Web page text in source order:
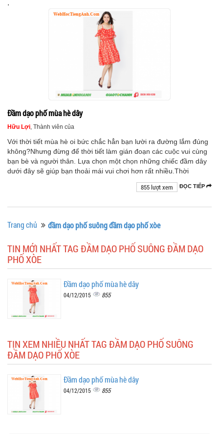
.
Đầm dạo phố mùa hè dây
Hữu Lợi , Thành viên của
Với thời tiết mùa hè oi bức chắc hẳn bạn lười ra đường lắm đúng
không?Nhưng đừng để thời tiết làm gián đoạn các cuộc vui cùng
bạn bè và người thân. Lựa chọn một chọn những chiếc đầm dây
dưới đây sẽ giúp bạn thoải mái vui chơi hơn rất nhiều.Thời
ĐỌC TIẾP
855 lượt xem
Trang chủ đầm dạo phố suông đầm dạo phố xòe
TIN MỚI NHẤT TAG ĐẦM DẠO PHỐ SUÔNG ĐẦM DẠO
PHỐ XÒE
Đầm dạo phố mùa hè dây
04/12/2015 855
TIN XEM NHIỀU NHẤT TAG ĐẦM DẠO PHỐ SUÔNG
ĐẦM DẠO PHỐ XÒE
Đầm dạo phố mùa hè dây
04/12/2015 855